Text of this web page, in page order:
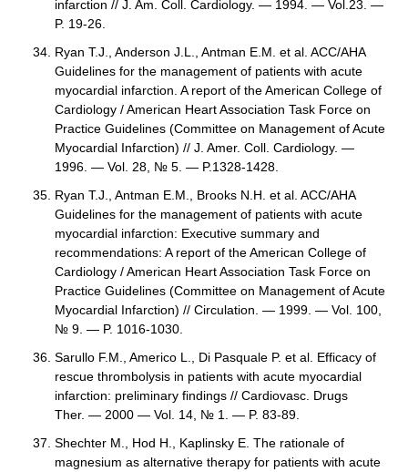
infarction // J. Am. Coll. Cardiology. — 1994. — Vol.23. —
P. 19-26.
Ryan T.J., Anderson J.L., Antman E.M. et al. ACC/AHA
Guidelines for the management of patients with acute
myocardial infarction. A report of the American College of
Cardiology / American Heart Association Task Force on
Practice Guidelines (Committee on Management of Acute
Myocardial Infarction) // J. Amer. Coll. Cardiology. —
1996. — Vol. 28, № 5. — P.1328-1428.
Ryan T.J., Antman E.M., Brooks N.H. et al. ACC/AHA
Guidelines for the management of patients with acute
myocardial infarction: Executive summary and
recommendations: A report of the American College of
Cardiology / American Heart Association Task Force on
Practice Guidelines (Committee on Management of Acute
Myocardial Infarction) // Circulation. — 1999. — Vol. 100,
№ 9. — P. 1016-1030.
Sarullo F.M., Americo L., Di Pasquale P. et al. Efficacy of
rescue thrombolysis in patients with acute myocardial
infarction: preliminary findings // Cardiovasc. Drugs
Ther. — 2000 — Vol. 14, № 1. — P. 83-89.
Shechter M., Hod H., Kaplinsky E. The rationale of
magnesium as alternative therapy for patients with acute